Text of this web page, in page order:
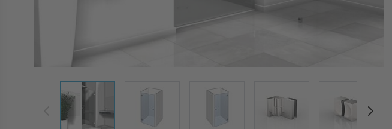
View larger image View larger imageView larger image